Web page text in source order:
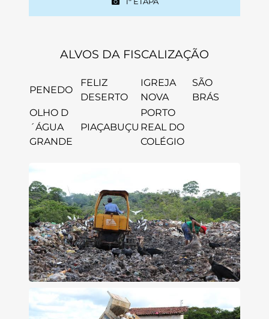
ALVOS DA FISCALIZAÇÃO
PENEDO
FELIZ
DESERTO
IGREJA
NOVA
SÃO
BRÁS
OLHO D
´ÁGUA
GRANDE
PIAÇABUÇU
PORTO
REAL DO
COLÉGIO